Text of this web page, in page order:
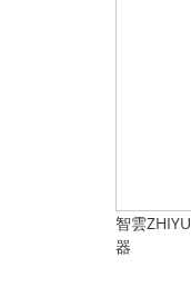
智雲
器